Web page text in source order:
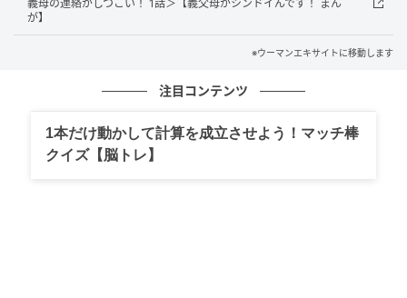
ウーマンエキサイト
義母の連絡がしつこい！ 1話＞【義父母がシンドイんです！ まん
が】
※ウーマンエキサイトに移動します
注目コンテンツ
1本だけ動かして計算を成立させよう！マッチ棒
クイズ【脳トレ】